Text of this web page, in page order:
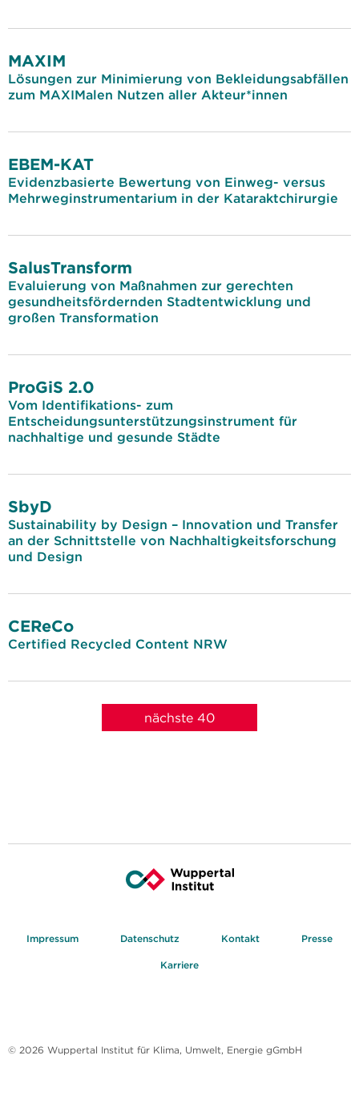
MAXIM
Lösungen zur Minimierung von Bekleidungsabfällen
zum MAXIMalen Nutzen aller Akteur*innen
EBEM-KAT
Evidenzbasierte Bewertung von Einweg- versus
Mehrweginstrumentarium in der Kataraktchirurgie
SalusTransform
Evaluierung von Maßnahmen zur gerechten
gesundheitsfördernden Stadtentwicklung und
großen Transformation
ProGiS 2.0
Vom Identifikations- zum
Entscheidungsunterstützungsinstrument für
nachhaltige und gesunde Städte
SbyD
Sustainability by Design – Innovation und Transfer
an der Schnittstelle von Nachhaltigkeitsforschung
und Design
CEReCo
Certified Recycled Content NRW
nächste 40
Impressum Datenschutz Kontakt Presse
Karriere
© 2026 Wuppertal Institut für Klima, Umwelt, Energie gGmbH